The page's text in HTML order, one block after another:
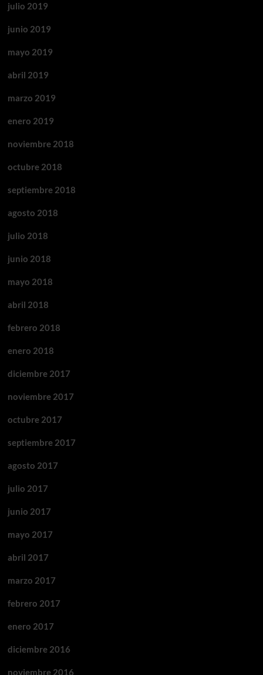
julio 2019
junio 2019
mayo 2019
abril 2019
marzo 2019
enero 2019
noviembre 2018
octubre 2018
septiembre 2018
agosto 2018
julio 2018
junio 2018
mayo 2018
abril 2018
febrero 2018
enero 2018
diciembre 2017
noviembre 2017
octubre 2017
septiembre 2017
agosto 2017
julio 2017
junio 2017
mayo 2017
abril 2017
marzo 2017
febrero 2017
enero 2017
diciembre 2016
noviembre 2016